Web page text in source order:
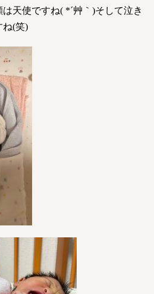
天使ですね( *´艸｀)そして泣き
ね(笑)